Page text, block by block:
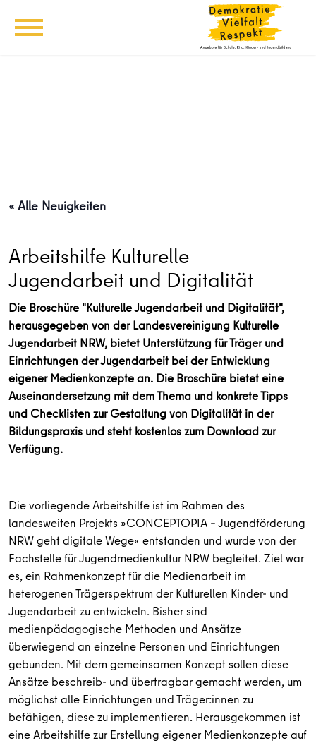
« Alle Neuigkeiten
Arbeitshilfe Kulturelle
Jugendarbeit und Digitalität
Die Broschüre "Kulturelle Jugendarbeit und Digitalität",
herausgegeben von der Landesvereinigung Kulturelle
Jugendarbeit NRW, bietet Unterstützung für Träger und
Einrichtungen der Jugendarbeit bei der Entwicklung
eigener Medienkonzepte an. Die Broschüre bietet eine
Auseinandersetzung mit dem Thema und konkrete Tipps
und Checklisten zur Gestaltung von Digitalität in der
Bildungspraxis und steht kostenlos zum Download zur
Verfügung.
Die vorliegende Arbeitshilfe ist im Rahmen des
landesweiten Projekts »CONCEPTOPIA – Jugendförderung
NRW geht digitale Wege« entstanden und wurde von der
Fachstelle für Jugendmedienkultur NRW begleitet. Ziel war
es, ein Rahmenkonzept für die Medienarbeit im
heterogenen Trägerspektrum der Kulturellen Kinder- und
Jugendarbeit zu entwickeln. Bisher sind
medienpädagogische Methoden und Ansätze
überwiegend an einzelne Personen und Einrichtungen
gebunden. Mit dem gemeinsamen Konzept sollen diese
Ansätze beschreib- und übertragbar gemacht werden, um
möglichst alle Einrichtungen und Träger:innen zu
befähigen, diese zu implementieren. Herausgekommen ist
eine Arbeitshilfe zur Erstellung eigener Medienkonzepte auf